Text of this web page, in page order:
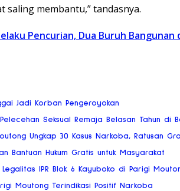
saling membantu,” tandasnya.
Pencurian, Dua Buruh Bangunan
Jadi Korban Pengeroyokan
Seksual Remaja Belasan Tahun di
Ungkap 30 Kasus Narkoba, Ratusan
Bantuan Hukum Gratis untuk Masyarakat
IPR Blok 6 Kayuboko di Parigi
Moutong Terindikasi Positif Narkoba